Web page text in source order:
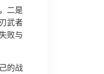
二是
武者
败与
的战